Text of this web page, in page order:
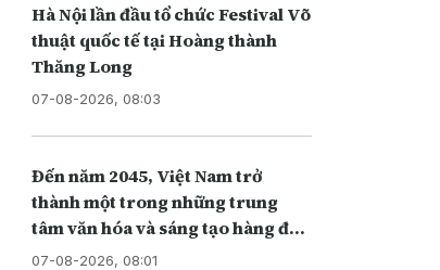
Hà Nội lần đầu tổ chức Festival Võ
thuật quốc tế tại Hoàng thành
Thăng Long
07-08-2026, 08:03
Đến năm 2045, Việt Nam trở
thành một trong những trung
tâm văn hóa và sáng tạo hàng đầu
khu vực
07-08-2026, 08:01